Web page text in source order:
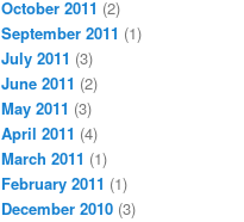
October 2011 (2)
September 2011 (1)
July 2011 (3)
June 2011 (2)
May 2011 (3)
April 2011 (4)
March 2011 (1)
February 2011 (1)
December 2010 (3)